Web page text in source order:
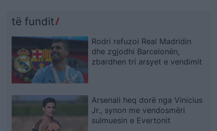
të fundit
Rodri refuzoi Real Madridin
dhe zgjodhi Barcelonën,
zbardhen tri arsyet e vendimit
Arsenali heq dorë nga Vinicius
Jr., synon me vendosmëri
sulmuesin e Evertonit